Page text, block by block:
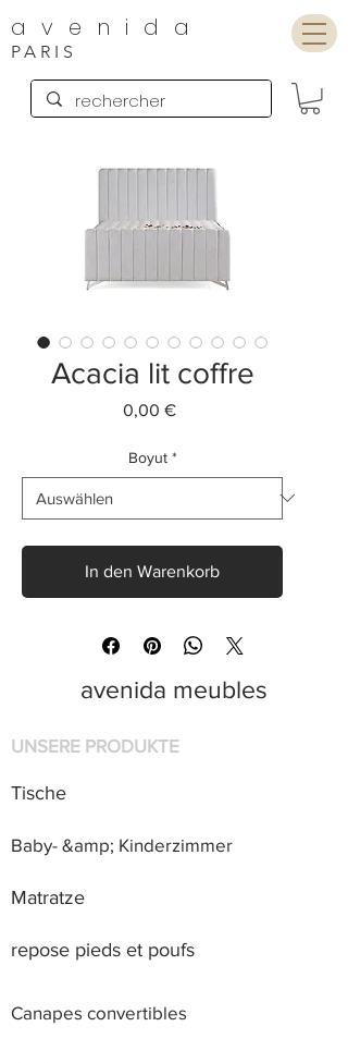
avenida
PARIS
Acacia lit coffre
0,00 €Preis
Boyut *
In den Warenkorb
avenida meubles
UNSERE PRODUKTE
Tische
Baby- &amp; Kinderzimmer
Matratze
repose pieds et poufs
Canapes convertibles